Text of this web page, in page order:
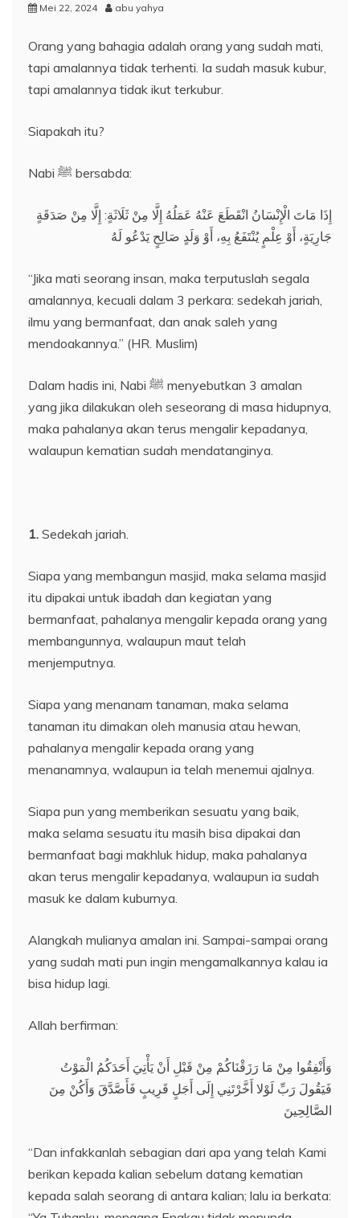
Mei 22, 2024 abu yahya
Orang yang bahagia adalah orang yang sudah mati,
tapi amalannya tidak terhenti. Ia sudah masuk kubur,
tapi amalannya tidak ikut terkubur.
Siapakah itu?
Nabi ﷺ bersabda:
إِذَا مَاتَ الْإِنْسَانُ انْقَطَعَ عَنْهُ عَمَلُهُ إِلَّا مِنْ ثَلَاثَةٍ: إِلَّا مِنْ صَدَقَةٍ
جَارِيَةٍ، أَوْ عِلْمٍ يُنْتَفَعُ بِهِ، أَوْ وَلَدٍ صَالِحٍ يَدْعُو لَهُ
“Jika mati seorang insan, maka terputuslah segala
amalannya, kecuali dalam 3 perkara: sedekah jariah,
ilmu yang bermanfaat, dan anak saleh yang
mendoakannya.” (HR. Muslim)
Dalam hadis ini, Nabi ﷺ menyebutkan 3 amalan
yang jika dilakukan oleh seseorang di masa hidupnya,
maka pahalanya akan terus mengalir kepadanya,
walaupun kematian sudah mendatanginya.
1. Sedekah jariah.
Siapa yang membangun masjid, maka selama masjid
itu dipakai untuk ibadah dan kegiatan yang
bermanfaat, pahalanya mengalir kepada orang yang
membangunnya, walaupun maut telah
menjemputnya.
Siapa yang menanam tanaman, maka selama
tanaman itu dimakan oleh manusia atau hewan,
pahalanya mengalir kepada orang yang
menanamnya, walaupun ia telah menemui ajalnya.
Siapa pun yang memberikan sesuatu yang baik,
maka selama sesuatu itu masih bisa dipakai dan
bermanfaat bagi makhluk hidup, maka pahalanya
akan terus mengalir kepadanya, walaupun ia sudah
masuk ke dalam kuburnya.
Alangkah mulianya amalan ini. Sampai-sampai orang
yang sudah mati pun ingin mengamalkannya kalau ia
bisa hidup lagi.
Allah berfirman:
وَأَنْفِقُوا مِنْ مَا رَزَقْنَاكُمْ مِنْ قَبْلِ أَنْ يَأْتِيَ أَحَدَكُمُ الْمَوْتُ
فَيَقُولَ رَبِّ لَوْلا أَخَّرْتَنِي إِلَى أَجَلٍ قَرِيبٍ فَأَصَّدَّقَ وَأَكُنْ مِنَ
الصَّالِحِينَ
“Dan infakkanlah sebagian dari apa yang telah Kami
berikan kepada kalian sebelum datang kematian
kepada salah seorang di antara kalian; lalu ia berkata: